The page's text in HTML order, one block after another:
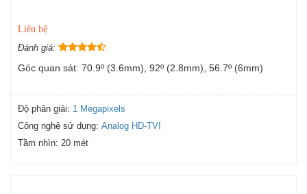
Liên hệ
Đánh giá:
Góc quan sát: 70.9º (3.6mm), 92º (2.8mm), 56.7º (6mm)
Độ phân giải: 1 Megapixels
Công nghệ sử dụng: Analog HD-TVI
Tầm nhìn: 20 mét